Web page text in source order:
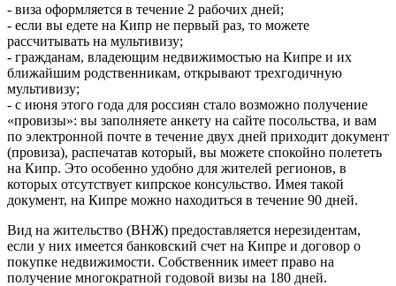
- виза оформляется в течение 2 рабочих дней;
- если вы едете на Кипр не первый раз, то можете
рассчитывать на мультивизу;
- гражданам, владеющим недвижимостью на Кипре и их
ближайшим родственникам, открывают трехгодичную
мультивизу;
- с июня этого года для россиян стало возможно получение
«провизы»: вы заполняете анкету на сайте посольства, и вам
по электронной почте в течение двух дней приходит документ
(провиза), распечатав который, вы можете спокойно полететь
на Кипр. Это особенно удобно для жителей регионов, в
которых отсутствует кипрское консульство. Имея такой
документ, на Кипре можно находиться в течение 90 дней.
Вид на жительство (ВНЖ) предоставляется нерезидентам,
если у них имеется банковский счет на Кипре и договор о
покупке недвижимости. Собственник имеет право на
получение многократной годовой визы на 180 дней.